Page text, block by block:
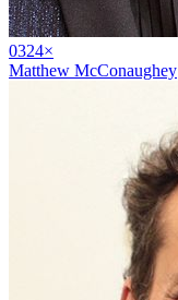
0324×
Matthew McConaughey